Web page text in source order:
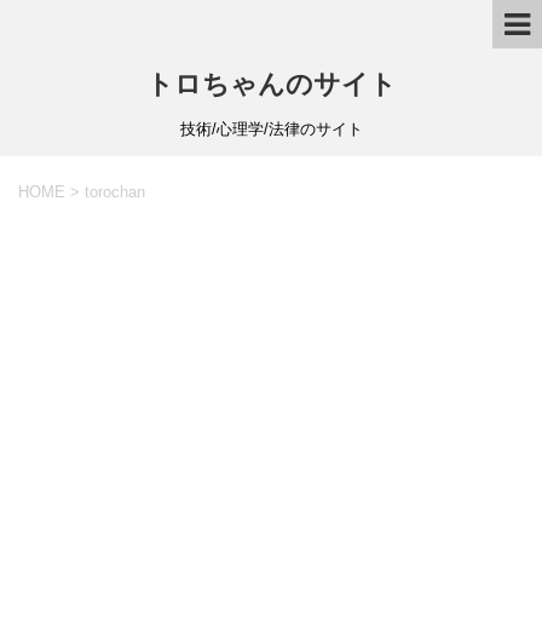
トロちゃんのサイト
技術/心理学/法律のサイト
HOME > torochan